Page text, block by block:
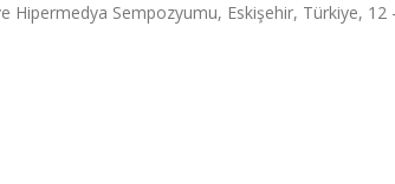
Hipermedya Sempozyumu, Eskişehir, Türkiye, 12